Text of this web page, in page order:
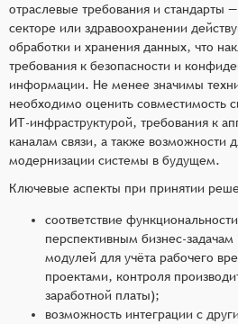
отраслевые требования и стандарты
секторе или здравоохранении
обработки и хранения данных, что
требования к безопасности и
информации. Не менее значимы
необходимо оценить совместимость
ИТ-инфраструктурой, требования к
каналам связи, а также возможности
модернизации системы в будущем.
Ключевые аспекты при принятии
соответствие
перспективным бизнес-
модулей для учёта рабочего
проектами, контроля
заработной платы);
возможность интеграции с